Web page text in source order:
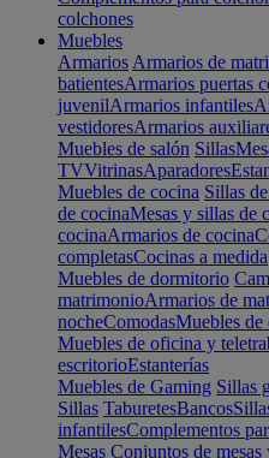
colchones
Muebles
Armarios Armarios de
batientesArmarios puertas
juvenilArmarios infantiles
vestidoresArmarios
Muebles de salón Sillas
TVVitrinasAparadores
Muebles de cocina Sillas
de cocinaMesas y sillas de
cocinaArmarios de cocina
completasCocinas a medida
Muebles de dormitorio
matrimonioArmarios de
nocheComodasMuebles
Muebles de oficina y
escritorioEstanterías
Muebles de Gaming Sillas
Sillas TaburetesBancos
infantilesComplementos
Mesas Conjuntos de mesas